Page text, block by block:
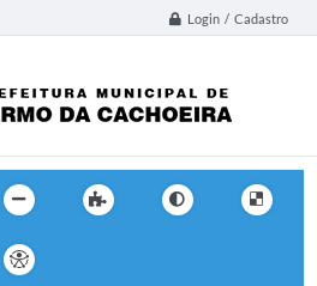
Login / Cadastro